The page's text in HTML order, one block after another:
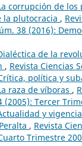
corrupción de los
la plutocracia ,
38 (2016):
de la
, Revista Ciencias
política y
raza de víboras ,
(2005): Tercer
y
, Revista
Trimestre